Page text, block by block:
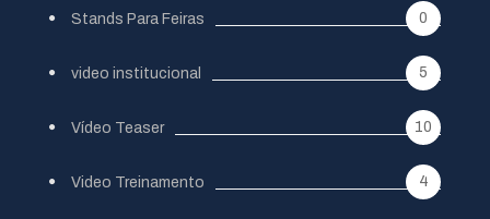
Stands Para Feiras 0
video institucional 5
Vídeo Teaser 10
Video Treinamento 4